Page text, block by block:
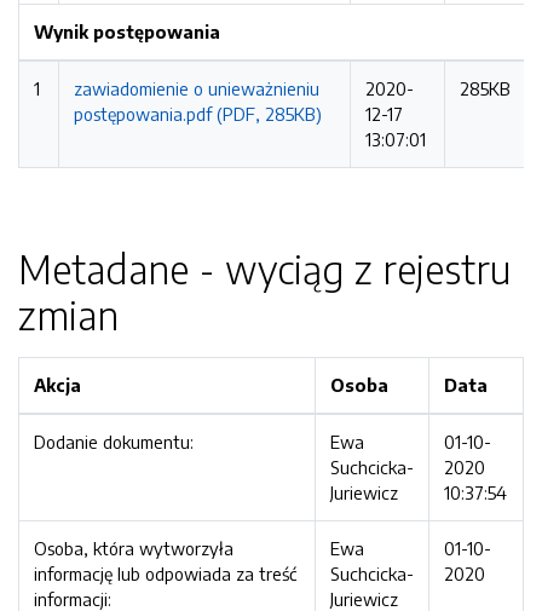
Wynik postępowania
1
zawiadomienie o unieważnieniu
postępowania.pdf (PDF, 285KB)
2020-
12-17
13:07:01
285KB
Metadane - wyciąg z rejestru
zmian
Akcja Osoba Data
Dodanie dokumentu:
Ewa
Suchcicka-
Juriewicz
01-10-
2020
10:37:54
Osoba, która wytworzyła
informację lub odpowiada za treść
informacji:
Ewa
Suchcicka-
Juriewicz
01-10-
2020